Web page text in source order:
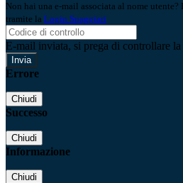
Non hai una e-mail associata al nome
tramite la Login Spaggiari
E-mail inviata, si prega di controllare
Errore
Chiudi
Successo
Chiudi
Informazione
Chiudi